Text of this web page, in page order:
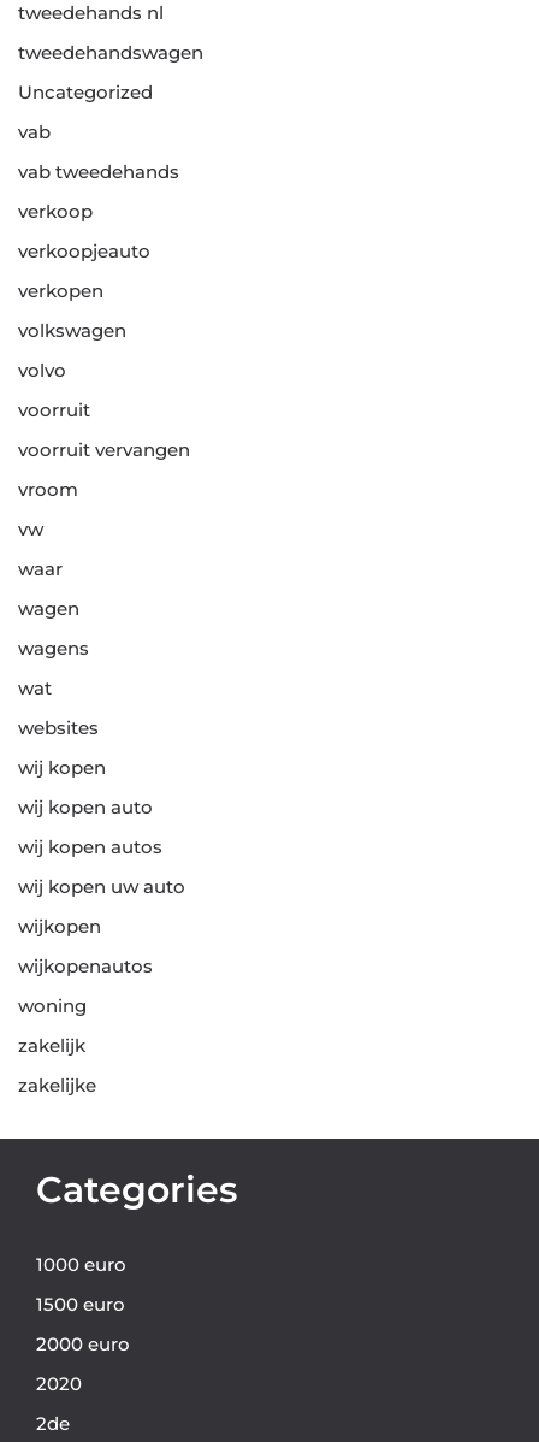
tweedehands nl
tweedehandswagen
Uncategorized
vab
vab tweedehands
verkoop
verkoopjeauto
verkopen
volkswagen
volvo
voorruit
voorruit vervangen
vroom
vw
waar
wagen
wagens
wat
websites
wij kopen
wij kopen auto
wij kopen autos
wij kopen uw auto
wijkopen
wijkopenautos
woning
zakelijk
zakelijke
Categories
1000 euro
1500 euro
2000 euro
2020
2de